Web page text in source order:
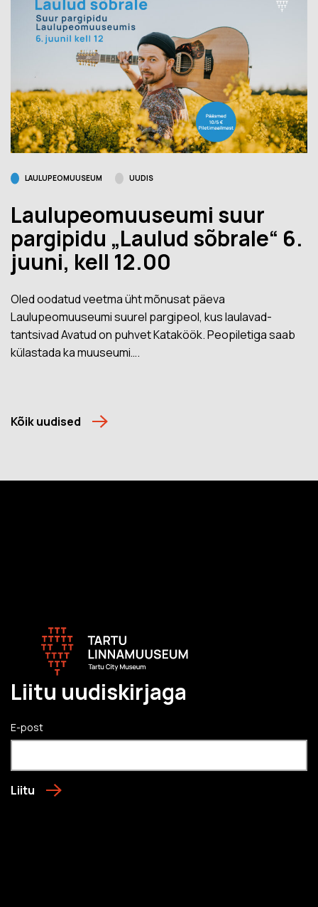
LAULUPEOMUUSEUM UUDIS
Laulupeomuuseumi suur
pargipidu „Laulud sõbrale“ 6.
juuni, kell 12.00
Oled oodatud veetma üht mõnusat päeva
Laulupeomuuseumi suurel pargipeol, kus laulavad-
tantsivad Avatud on puhvet Kataköök. Peopiletiga saab
külastada ka muuseumi….
Kõik uudised
Liitu uudiskirjaga
E-post
Liitu